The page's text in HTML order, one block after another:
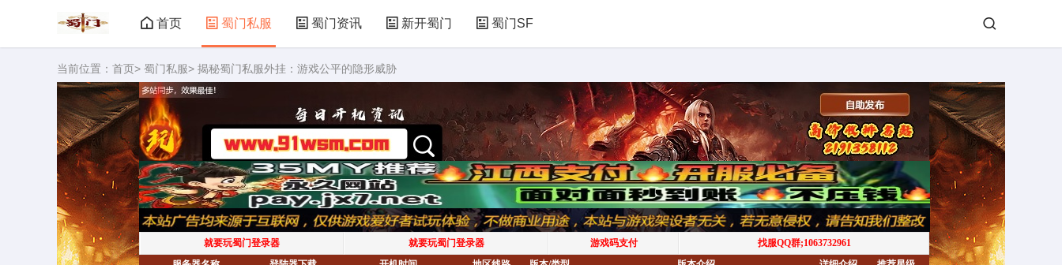
首页 蜀门私服 蜀门资讯 新开蜀门 蜀门SF
当前位置： 首页> 蜀门私服> 揭秘蜀门私服外挂：游戏公平的隐形威胁